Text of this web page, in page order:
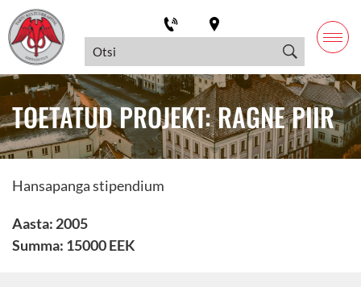
TOETATUD PROJEKT: RAGNE PIIR
Hansapanga stipendium
Aasta: 2005
Summa: 15000 EEK